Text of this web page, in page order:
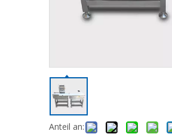
Anteil an: